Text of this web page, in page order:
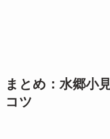
まとめ：水郷小
コツ